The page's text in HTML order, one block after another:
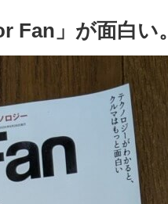
Fan」が面白い。